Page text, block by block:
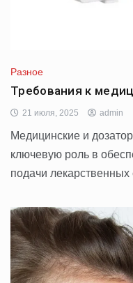
Разное
Требования к
21 июля, 2025 admin
Медицинские и
ключевую роль в
подачи лекарственных